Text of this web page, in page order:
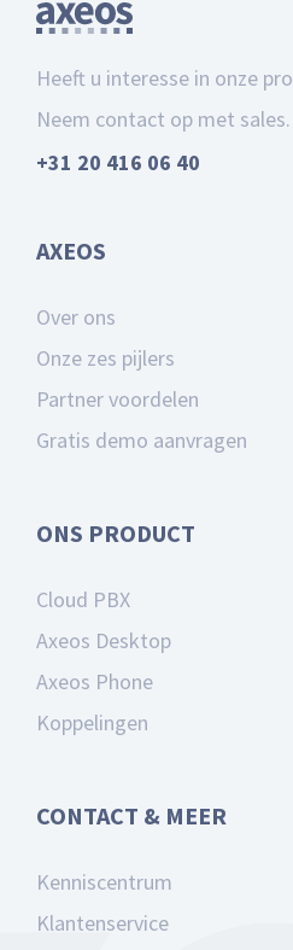
Heeft u interesse in onze
Neem contact op met sales.
+31 20 416 06 40
AXEOS
Over ons
Onze zes pijlers
Partner voordelen
Gratis demo aanvragen
ONS PRODUCT
Cloud PBX
Axeos Desktop
Axeos Phone
Koppelingen
CONTACT & MEER
Kenniscentrum
Klantenservice